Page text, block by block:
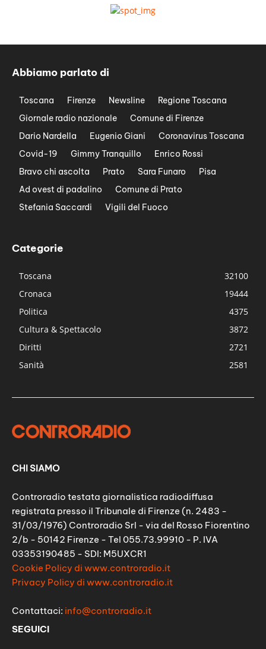
Abbiamo parlato di
Toscana Firenze Newsline
Regione Toscana
Giornale radio nazionale
Comune di Firenze
Dario Nardella
Eugenio Giani
Coronavirus Toscana
Covid-19
Gimmy Tranquillo
Enrico Rossi
Bravo chi ascolta
Prato Sara Funaro
Pisa
Ad ovest di padalino
Comune di Prato
Stefania Saccardi
Vigili del Fuoco
Categorie
Toscana
32100
Cronaca
19444
Politica
4375
Cultura & Spettacolo
3872
Diritti
2721
Sanità
2581
CHI SIAMO
Controradio testata giornalistica radiodiffusa
registrata presso il Tribunale di Firenze (n. 2483 -
31/03/1976) Controradio Srl - via del Rosso Fiorentino
2/b - 50142 Firenze - Tel 055.73.99910 - P. IVA
03353190485 - SDI: M5UXCR1
Cookie Policy di www.controradio.it
Privacy Policy di www.controradio.it
Contattaci: info@controradio.it
SEGUICI